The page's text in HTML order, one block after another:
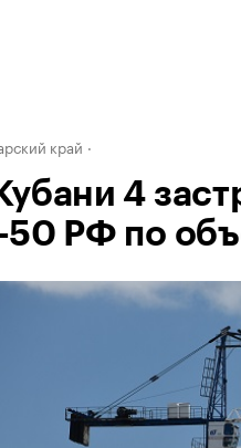
край
4
50 РФ по